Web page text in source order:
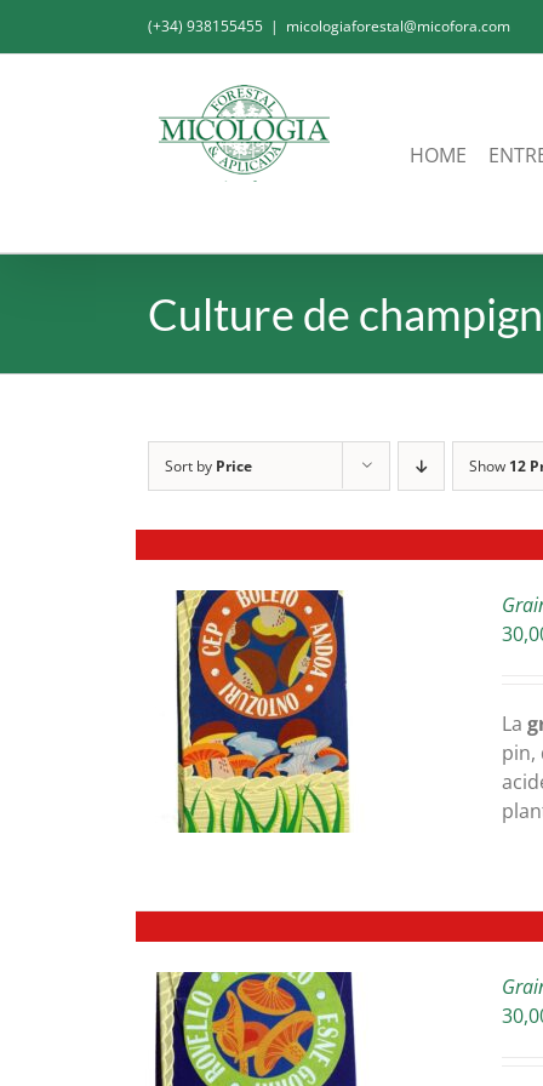
(+34) 938155455 | micologiaforestal@micofora.com
HOME
Culture de
Sort by Price Show 12
La
pin,